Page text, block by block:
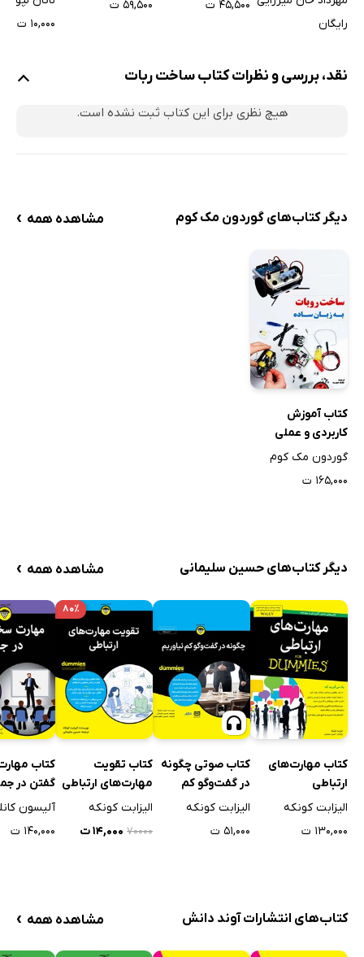
رایگان
۴۵,۵۰۰ ت ۵۹,۵۰۰ ت
۱۰,۰۰۰ ت
نقد، بررسی و نظرات کتاب ساخت ربات
هیچ نظری برای این کتاب ثبت نشده است.
دیگر کتاب‌های گوردون مک کوم مشاهده همه ›
کتاب آموزش
کاربردی و عملی
ساخت ربات به زبان
گوردون مک کوم
۱۶۵,۰۰۰ ت
دیگر کتاب‌های حسین سلیمانی مشاهده همه ›
کتاب مهارت‌های
ارتباطی
الیزابت کونکه
۱۳۰,۰۰۰ ت
کتاب صوتی چگونه
در گفت‌وگو کم
نیاوریم
الیزابت کونکه
۵۱,۰۰۰ ت
۸۰٪
کتاب تقویت
مهارت‌های ارتباطی
الیزابت کونکه
۷۰۰۰۰ ۱۴,۰۰۰ ت
کتاب
گفتن در
آلیسون
۱۴۰,۰۰۰ ت
کتاب‌های انتشارات آوند دانش مشاهده همه ›